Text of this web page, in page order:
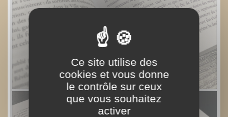
Ce site utilise des
cookies et vous donne
le contrôle sur ceux
que vous souhaitez
activer